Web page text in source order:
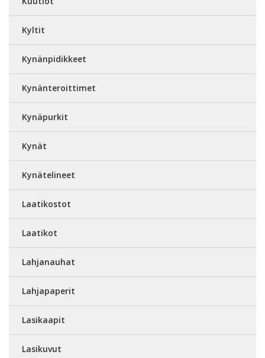
Kyltit
Kynänpidikkeet
Kynänteroittimet
Kynäpurkit
Kynät
Kynätelineet
Laatikostot
Laatikot
Lahjanauhat
Lahjapaperit
Lasikaapit
Lasikuvut